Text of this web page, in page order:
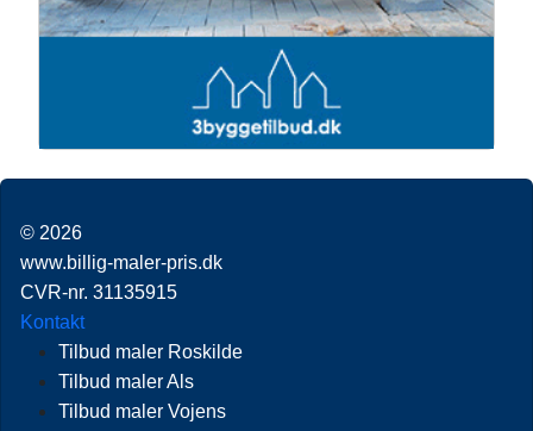
© 2026
www.billig-maler-pris.dk
CVR-nr. 31135915
Kontakt
Tilbud maler Roskilde
Tilbud maler Als
Tilbud maler Vojens